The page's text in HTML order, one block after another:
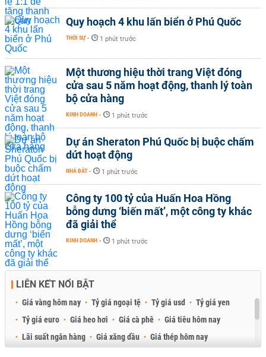
Quy hoạch 4 khu lấn biển ở Phú Quốc
THỜI SỰ - 1 phút trước
Một thương hiệu thời trang Việt đóng
cửa sau 5 năm hoạt động, thanh lý toàn
bộ cửa hàng
KINH DOANH - 1 phút trước
Dự án Sheraton Phú Quốc bị buộc chấm
dứt hoạt động
NHÀ ĐẤT - 1 phút trước
Công ty 100 tỷ của Huấn Hoa Hồng
bỗng dưng ‘biến mất’, một công ty khác
đã giải thể
KINH DOANH - 1 phút trước
LIÊN KẾT NỔI BẬT
Giá vàng hôm nay Tỷ giá ngoại tệ Tỷ giá usd
Tỷ giá yen
Tỷ giá euro
Giá heo hơi Giá cà phê
Giá tiêu hôm nay
Lãi suất ngân hàng
Giá xăng dầu
Giá thép hôm nay